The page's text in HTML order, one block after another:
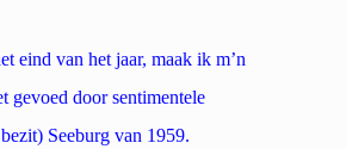
eind van het jaar, maak ik m’n
gevoed door sentimentele
Seeburg van 1959.